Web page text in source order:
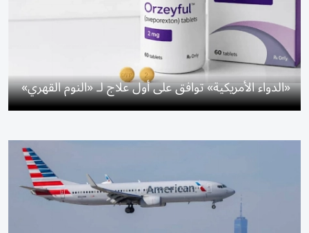
«الدواء الأمريكية» توافق على أول علاج لـ «النوم القهري»